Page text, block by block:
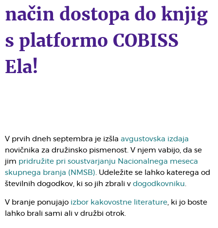
način dostopa do knjig
s platformo COBISS
Ela!
V prvih dneh septembra je izšla avgustovska izdaja
novičnika za družinsko pismenost. V njem vabijo, da se
jim pridružite pri soustvarjanju Nacionalnega meseca
skupnega branja (NMSB). Udeležite se lahko katerega od
številnih dogodkov, ki so jih zbrali v dogodkovniku.
V branje ponujajo izbor kakovostne literature, ki jo boste
lahko brali sami ali v družbi otrok.